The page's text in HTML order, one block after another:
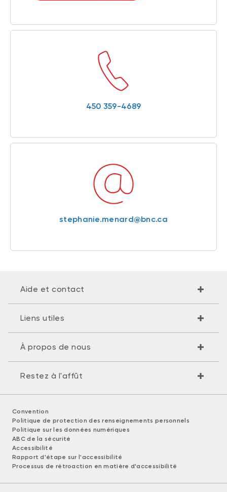
450 359-4689
stephanie.menard@bnc.ca
Aide et contact
Liens utiles
À propos de nous
Restez à l'affût
Convention
Politique de protection des renseignements personnels
Politique sur les données numériques
ABC de la sécurité
Accessibilité
Rapport d'étape sur l'accessibilité
Processus de rétroaction en matière d'accessibilité